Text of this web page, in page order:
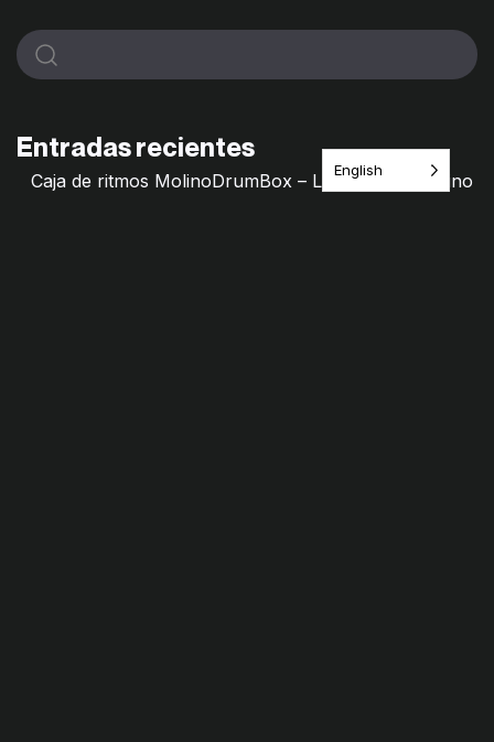
Entradas recientes
Caja de ritmos MolinoDrumBox – Laboratorio Molino
English